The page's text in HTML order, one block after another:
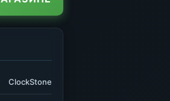
ClockStone